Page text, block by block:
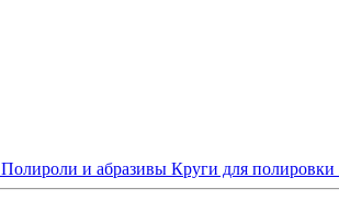
Полироли и абразивы Круги для полировки